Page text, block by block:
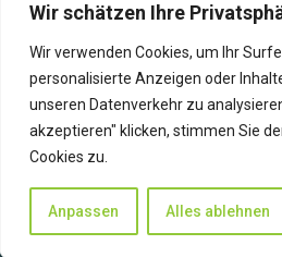
Wir schätzen Ihre
Wir verwenden Cookies, um Ihr
personalisierte Anzeigen oder
unseren Datenverkehr zu
akzeptieren" klicken, stimmen Sie
Cookies zu.
Anpassen Alles ablehnen
stuggi || sound interview: The